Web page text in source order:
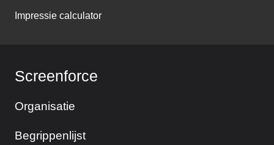
Impressie calculator
Screenforce
Organisatie
Begrippenlijst